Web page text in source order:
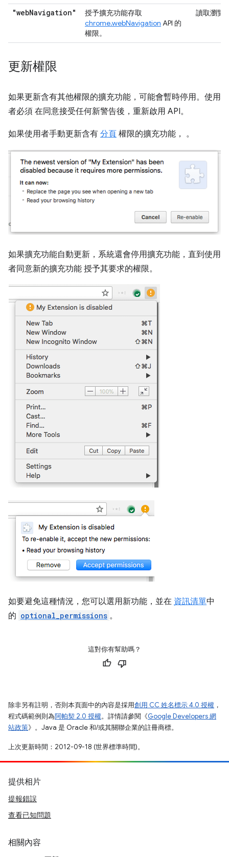
"webNavigation"
授予擴充功能存取
chrome.webNavigation API 的
權限。
讀取瀏覽
更新權限
如果更新含有其他權限的擴充功能，可能會暫時停用。使用
者必須 在同意接受任何新警告後，重新啟用 API。
如果使用者手動更新含有 分頁 權限的擴充功能， 。
如果擴充功能自動更新，系統還會停用擴充功能，直到使用
者同意新的擴充功能 授予其要求的權限。
如要避免這種情況，您可以選用新功能，並在 資訊清單中
的 optional_permissions 。
這對你有幫助嗎？
除非另有註明，否則本頁面中的內容是採用創用 CC 姓名標示 4.0 授權 ，
程式碼範例則為阿帕契 2.0 授權。詳情請參閱《Google Developers 網
站政策》。Java 是 Oracle 和/或其關聯企業的註冊商標。
上次更新時間：2012-09-18 (世界標準時間)。
提供相片
提報錯誤
查看已知問題
相關內容